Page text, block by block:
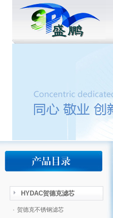
HYDAC贺德克滤芯
· 贺德克不锈钢滤芯